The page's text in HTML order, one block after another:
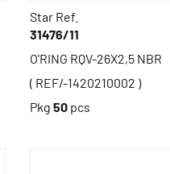
Star Ref.
31476/11
O'RING RQV-26X2,5 NBR
( REF/-1420210002 )
Pkg 50 pcs